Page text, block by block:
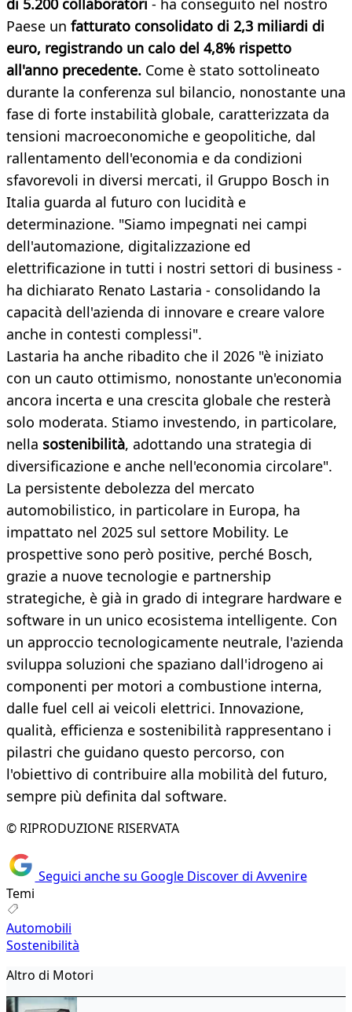
di 5.200 collaboratori - ha conseguito nel nostro
Paese un fatturato consolidato di 2,3 miliardi di
euro, registrando un calo del 4,8% rispetto
all'anno precedente. Come è stato sottolineato
durante la conferenza sul bilancio, nonostante una
fase di forte instabilità globale, caratterizzata da
tensioni macroeconomiche e geopolitiche, dal
rallentamento dell'economia e da condizioni
sfavorevoli in diversi mercati, il Gruppo Bosch in
Italia guarda al futuro con lucidità e
determinazione. "Siamo impegnati nei campi
dell'automazione, digitalizzazione ed
elettrificazione in tutti i nostri settori di business -
ha dichiarato Renato Lastaria - consolidando la
capacità dell'azienda di innovare e creare valore
anche in contesti complessi".
Lastaria ha anche ribadito che il 2026 "è iniziato
con un cauto ottimismo, nonostante un'economia
ancora incerta e una crescita globale che resterà
solo moderata. Stiamo investendo, in particolare,
nella sostenibilità, adottando una strategia di
diversificazione e anche nell'economia circolare".
La persistente debolezza del mercato
automobilistico, in particolare in Europa, ha
impattato nel 2025 sul settore Mobility. Le
prospettive sono però positive, perché Bosch,
grazie a nuove tecnologie e partnership
strategiche, è già in grado di integrare hardware e
software in un unico ecosistema intelligente. Con
un approccio tecnologicamente neutrale, l'azienda
sviluppa soluzioni che spaziano dall'idrogeno ai
componenti per motori a combustione interna,
dalle fuel cell ai veicoli elettrici. Innovazione,
qualità, efficienza e sostenibilità rappresentano i
pilastri che guidano questo percorso, con
l'obiettivo di contribuire alla mobilità del futuro,
sempre più definita dal software.
© RIPRODUZIONE RISERVATA
Seguici anche su Google Discover di Avvenire
Temi
Automobili
Sostenibilità
Altro di Motori